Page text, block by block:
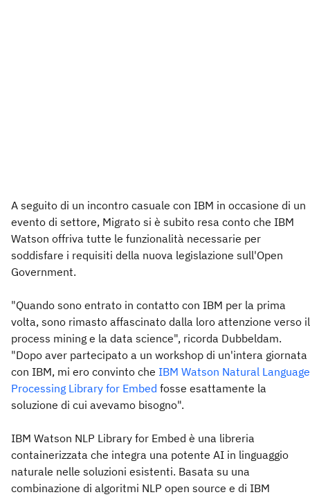
A seguito di un incontro casuale con IBM in occasione di un
evento di settore, Migrato si è subito resa conto che IBM
Watson offriva tutte le funzionalità necessarie per
soddisfare i requisiti della nuova legislazione sull'Open
Government.
"Quando sono entrato in contatto con IBM per la prima
volta, sono rimasto affascinato dalla loro attenzione verso il
process mining e la data science", ricorda Dubbeldam.
"Dopo aver partecipato a un workshop di un'intera giornata
con IBM, mi ero convinto che IBM Watson Natural Language
Processing Library for Embed fosse esattamente la
soluzione di cui avevamo bisogno".
IBM Watson NLP Library for Embed è una libreria
containerizzata che integra una potente AI in linguaggio
naturale nelle soluzioni esistenti. Basata su una
combinazione di algoritmi NLP open source e di IBM